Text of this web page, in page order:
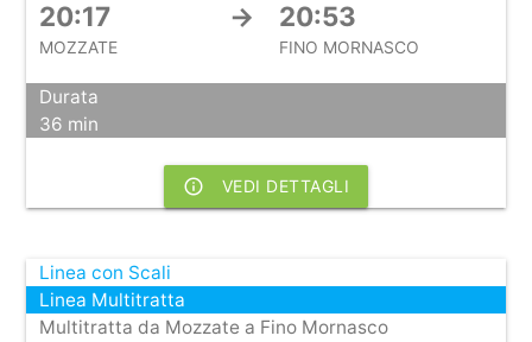
20:17 → 20:53
MOZZATE FINO MORNASCO
Durata
36 min
info_outline VEDI DETTAGLI
Linea con Scali
Linea Multitratta
Multitratta da Mozzate a Fino Mornasco